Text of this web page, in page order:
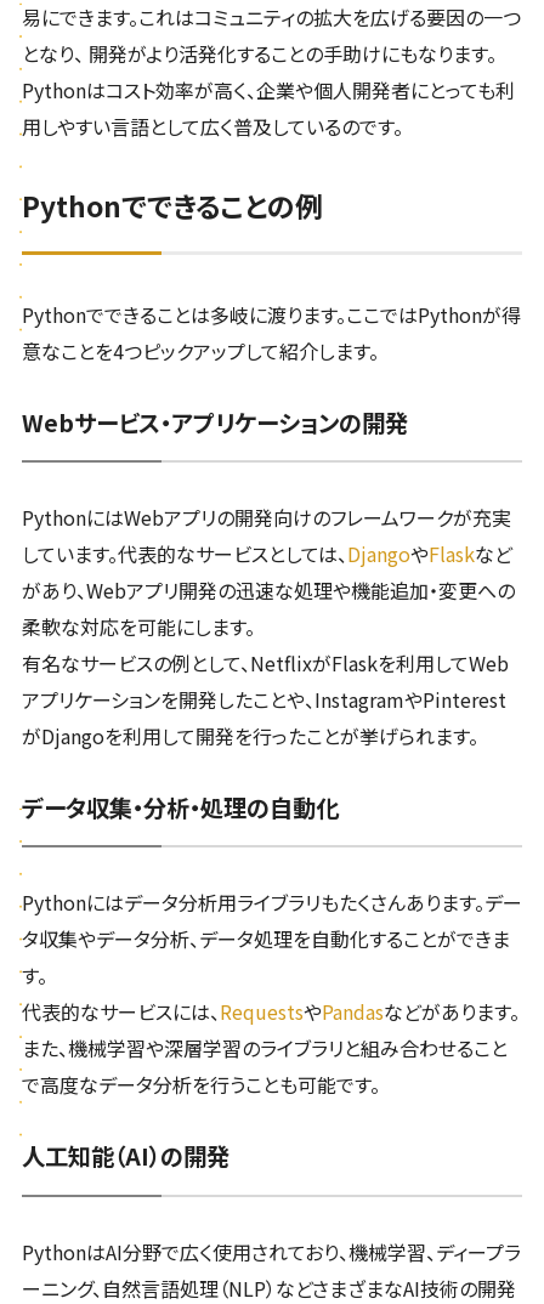
易にできます。これはコミュニティの拡大を広げる要因の一つ
となり、 開発がより活発化することの手助けにもなります。
Pythonはコスト効率が高く、企業や個人開発者にとっても利
用しやすい言語として広く普及しているのです。
Pythonでできることの例
Pythonでできることは多岐に渡ります。ここではPythonが得
意なことを4つピックアップして紹介します。
Webサービス・アプリケーションの開発
PythonにはWebアプリの開発向けのフレームワークが充実
しています。代表的なサービスとしては、DjangoやFlaskなど
があり、Webアプリ開発の迅速な処理や機能追加・変更への
柔軟な対応を可能にします。
有名なサービスの例として、NetflixがFlaskを利用してWeb
アプリケーションを開発したことや、InstagramやPinterest
がDjangoを利用して開発を行ったことが挙げられます。
データ収集・分析・処理の自動化
Pythonにはデータ分析用ライブラリもたくさんあります。デー
タ収集やデータ分析、データ処理を自動化することができま
す。
代表的なサービスには、RequestsやPandasなどがあります。
また、機械学習や深層学習のライブラリと組み合わせること
で高度なデータ分析を行うことも可能です。
人工知能（AI）の開発
PythonはAI分野で広く使用されており、機械学習、ディープラ
ーニング、自然言語処理（NLP）などさまざまなAI技術の開発